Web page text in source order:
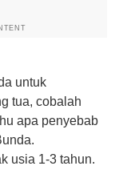
untuk
tua, cobalah
apa penyebab
usia 1-3 tahun.